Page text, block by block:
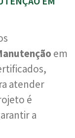
em
atender
é
a